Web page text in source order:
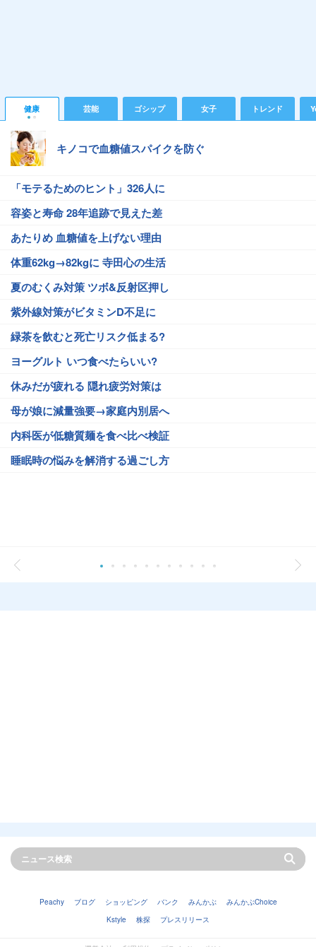
健康 芸能 ゴシップ 女子 トレンド
キノコで血糖値スパイクを防ぐ
「モテるためのヒント」326人に
容姿と寿命 28年追跡で見えた差
あたりめ 血糖値を上げない理由
体重62kg→82kgに 寺田心の生活
夏のむくみ対策 ツボ&反射区押し
紫外線対策がビタミンD不足に
緑茶を飲むと死亡リスク低まる?
ヨーグルト いつ食べたらいい?
休みだが疲れる 隠れ疲労対策は
母が娘に減量強要→家庭内別居へ
内科医が低糖質麺を食べ比べ検証
睡眠時の悩みを解消する過ごし方
Peachy ブログ ショッピング バンク みんかぶ
みんかぶChoice
Kstyle
株探 プレスリリース